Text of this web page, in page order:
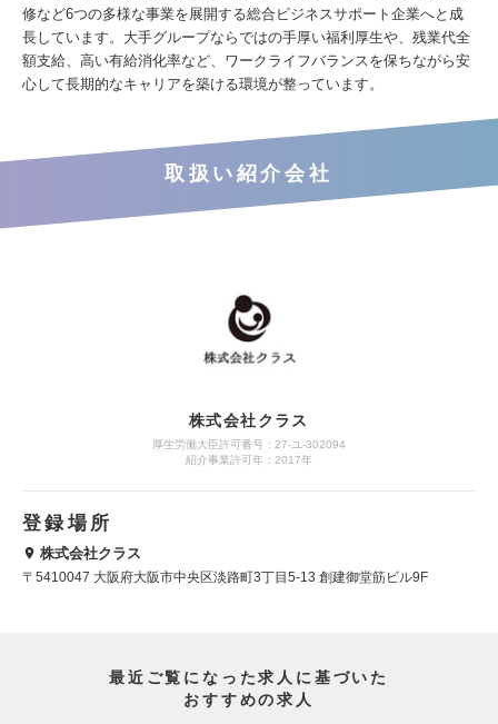
修など6つの多様な事業を展開する総合ビジネスサポート企業へと成
長しています。大手グループならではの手厚い福利厚生や、残業代全
額支給、高い有給消化率など、ワークライフバランスを保ちながら安
心して長期的なキャリアを築ける環境が整っています。
取扱い紹介会社
株式会社クラス
厚生労働大臣許可番号：27-ユ-302094
紹介事業許可年：2017年
登録場所
株式会社クラス
〒5410047 大阪府大阪市中央区淡路町3丁目5-13 創建御堂筋ビル9F
最近ご覧になった求人に基づいた
おすすめの求人